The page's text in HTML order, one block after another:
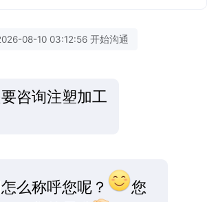
08-10 03:12:56 开始沟通
咨询注塑加工
么称呼您呢？
您